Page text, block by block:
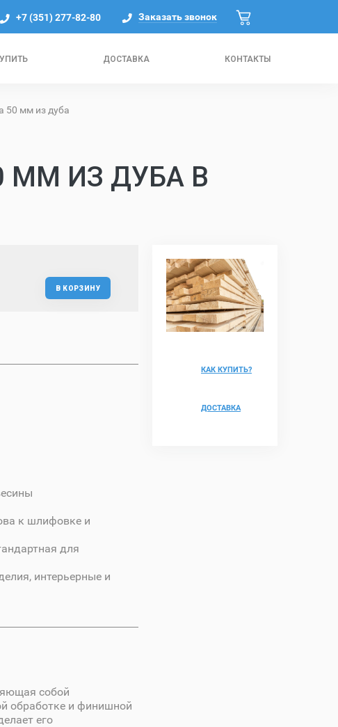
ДОСТАВКА КОНТАКТЫ
+7 (351) 277-82-80 Заказать звонок
50 мм из дуба
ММ ИЗ ДУБА В
В КОРЗИНУ
к шлифовке и
для
интерьерные и
собой
обработке и финишной
его
КАК КУПИТЬ?
ДОСТАВКА